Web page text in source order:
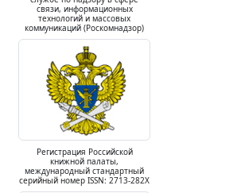
связи, информационных
технологий и массовых
коммуникаций (Роскомнадзор)
Регистрация Российской
книжной палаты,
международный стандартный
серийный номер ISSN: 2713-282X